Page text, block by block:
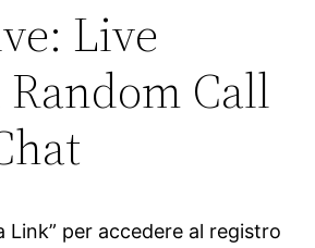
Live
Call
Link” per accedere al registro